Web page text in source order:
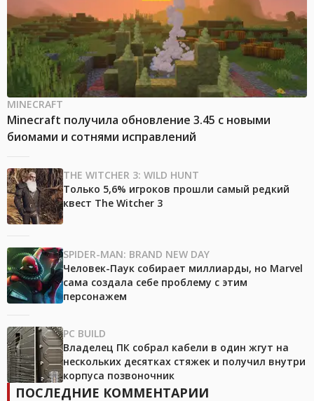
MINECRAFT
Minecraft получила обновление 3.45 с новыми
биомами и сотнями исправлений
THE WITCHER 3: WILD HUNT
Только 5,6% игроков прошли самый редкий
квест The Witcher 3
SPIDER-MAN: BRAND NEW DAY
Человек-Паук собирает миллиарды, но Marvel
сама создала себе проблему с этим
персонажем
PC BUILD
Владелец ПК собрал кабели в один жгут на
нескольких десятках стяжек и получил внутри
корпуса позвоночник
ПОСЛЕДНИЕ КОММЕНТАРИИ